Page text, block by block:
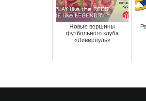
Новые вершины
футбольного клуба
«Ливерпуль»